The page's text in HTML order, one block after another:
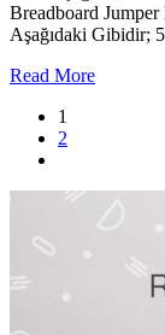
Breadboard Jumper
Aşağıdaki Gibidir;
Read More
1
2